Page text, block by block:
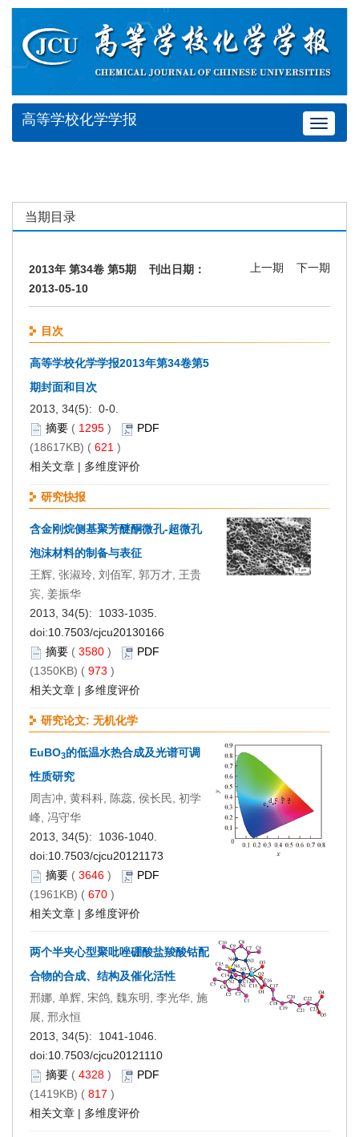
Toggle
高等学校化学学报
当期目录
2013年 第34卷 第5期 刊出日期：
2013-05-10
上一期 下一期
目次
高等学校化学学报2013年第34卷第5
期封面和目次
2013, 34(5): 0-0.
摘要 ( 1295 )
PDF
(18617KB) ( 621 )
相关文章 | 多维度评价
研究快报
含金刚烷侧基聚芳醚酮微孔-超微孔
泡沫材料的制备与表征
王辉, 张淑玲, 刘佰军, 郭万才, 王贵
宾, 姜振华
2013, 34(5): 1033-1035.
doi:10.7503/cjcu20130166
摘要 ( 3580 )
PDF
(1350KB) ( 973 )
相关文章 | 多维度评价
研究论文: 无机化学
EuBO3的低温水热合成及光谱可调
性质研究
周吉冲, 黄科科, 陈蕊, 侯长民, 初学
峰, 冯守华
2013, 34(5): 1036-1040.
doi:10.7503/cjcu20121173
摘要 ( 3646 )
PDF
(1961KB) ( 670 )
相关文章 | 多维度评价
两个半夹心型聚吡唑硼酸盐羧酸钴配
合物的合成、结构及催化活性
邢娜, 单辉, 宋鸽, 魏东明, 李光华, 施
展, 邢永恒
2013, 34(5): 1041-1046.
doi:10.7503/cjcu20121110
摘要 ( 4328 )
PDF
(1419KB) ( 817 )
相关文章 | 多维度评价